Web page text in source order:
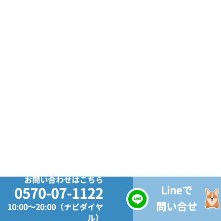
お問い合わせはこちら
0570-07-1122
10:00～20:00（ナビダイヤ
ル）
Lineで
問い合せ